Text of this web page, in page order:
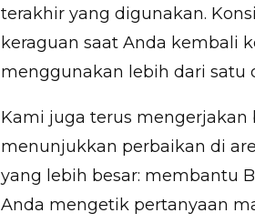
terakhir yang digunakan.
keraguan saat Anda kembali
menggunakan lebih dari satu
Kami juga terus mengerjakan
menunjukkan perbaikan di
yang lebih besar: membantu
Anda mengetik pertanyaan